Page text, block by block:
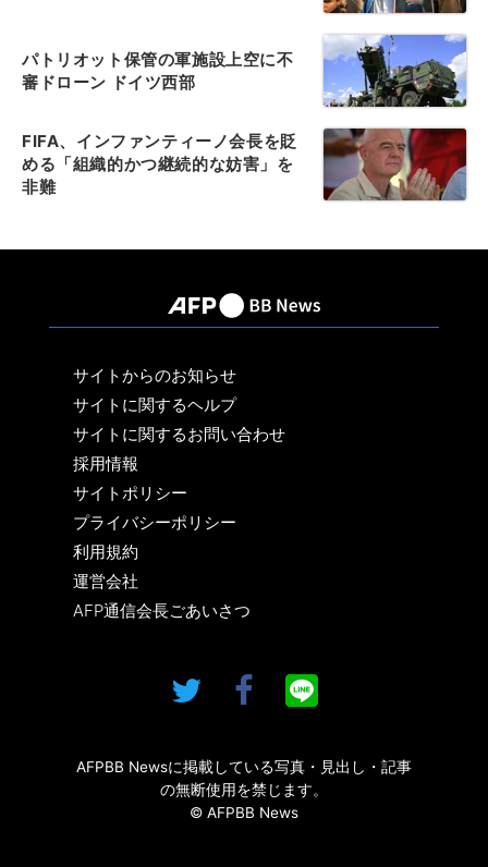
パトリオット保管の軍施設上空に不
審ドローン ドイツ西部
FIFA、インファンティーノ会長を貶
める「組織的かつ継続的な妨害」を
非難
サイトからのお知らせ
サイトに関するヘルプ
サイトに関するお問い合わせ
採用情報
サイトポリシー
プライバシーポリシー
利用規約
運営会社
AFP通信会長ごあいさつ
AFPBB Newsに掲載している写真・見出し・記事
の無断使用を禁じます。
© AFPBB News